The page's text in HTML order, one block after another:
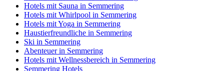
Hotels mit Sauna in Semmering
Hotels mit Whirlpool in Semmering
Hotels mit Yoga in Semmering
Haustierfreundliche in Semmering
Ski in Semmering
Abenteuer in Semmering
Hotels mit Wellnessbereich in Semmering
Semmering Hotels